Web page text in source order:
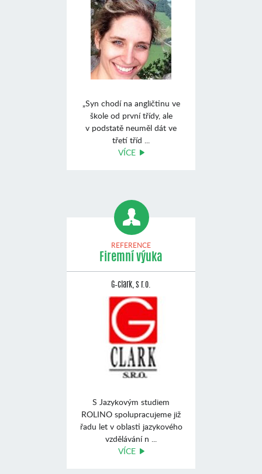
„Syn chodí na angličtinu ve
škole od první třídy, ale
v podstatě neuměl dát ve
třetí tříd ...
VÍCE
REFERENCE
Firemní výuka
G–clark, s r.o.
S Jazykovým studiem
ROLINO spolupracujeme již
řadu let v oblasti jazykového
vzdělávání n ...
VÍCE